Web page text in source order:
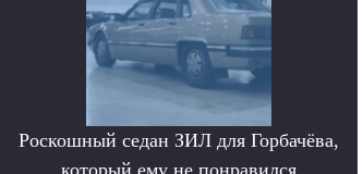
Роскошный седан ЗИЛ для Горбачёва,